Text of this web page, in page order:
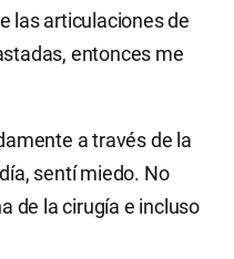
las articulaciones de
entonces me
a través de la
sentí miedo. No
de la cirugía e incluso